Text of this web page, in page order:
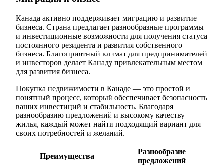
Канада активно поддерживает миграцию и развитие
бизнеса. Страна предлагает разнообразные программы
и инвестиционные возможности для получения статуса
постоянного резидента и развития собственного
бизнеса. Благоприятный климат для предпринимателей
и инвесторов делает Канаду привлекательным местом
для развития бизнеса.
Покупка недвижимости в Канаде — это простой и
понятный процесс, который обеспечивает безопасность
ваших инвестиций и стабильность. Благодаря
разнообразию предложений и высокому качеству
жилья, каждый может найти подходящий вариант для
своих потребностей и желаний.
Преимущества
Разнообразие
предложений